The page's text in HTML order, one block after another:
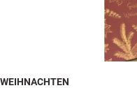
WEIHNACHTEN